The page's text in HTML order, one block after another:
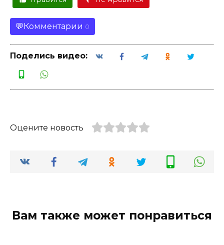
Комментарии 0
Поделись видео:
Оцените новость
Вам также может понравиться